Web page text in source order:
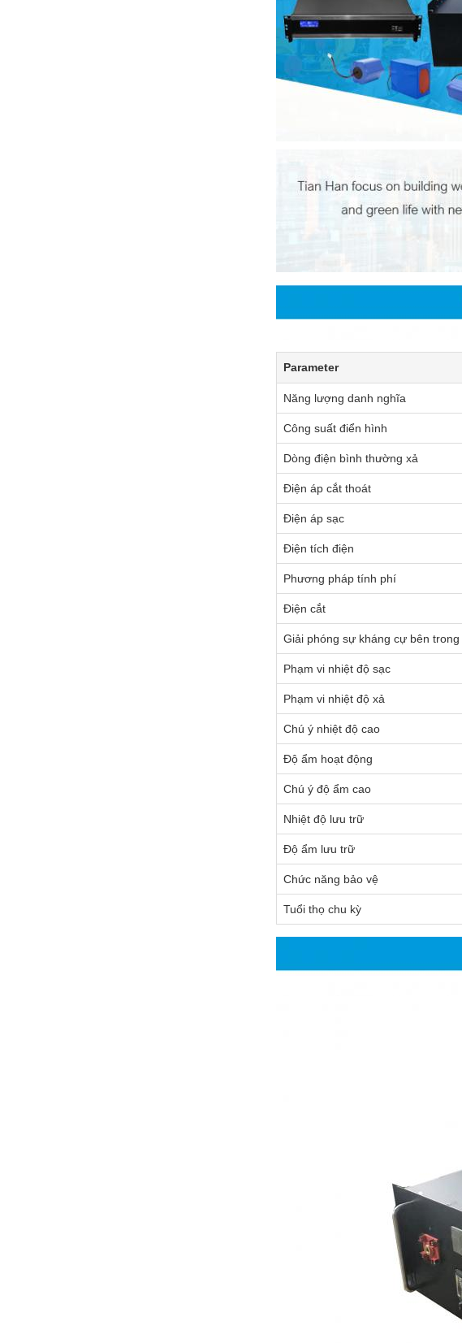
Parameter
Năng lượng danh nghĩa
Công suất điển hình
Dòng điện bình thường xả
Điện áp cắt thoát
Điện áp sạc
Điện tích điện
Phương pháp tính phí
Điện cắt
Giải phóng sự kháng cự bên trong
Phạm vi nhiệt độ sạc
Phạm vi nhiệt độ xả
Chú ý nhiệt độ cao
Độ ẩm hoạt động
Chú ý độ ẩm cao
Nhiệt độ lưu trữ
Độ ẩm lưu trữ
Chức năng bảo vệ
Tuổi thọ chu kỳ